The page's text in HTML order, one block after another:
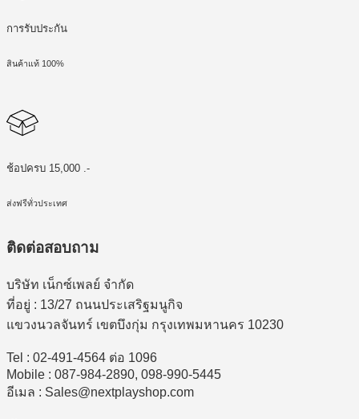
การรับประกัน
สินค้าแท้ 100%
ช้อปครบ 15,000 .-
ส่งฟรีทั่วประเทศ
ติดต่อสอบถาม
บริษัท เน็กซ์เพลย์ จำกัด
ที่อยู่ : 13/27 ถนนประเสริฐมนูกิจ
แขวงนวลจันทร์ เขตบึงกุ่ม กรุงเทพมหานคร 10230
Tel : 02-491-4564 ต่อ 1096
Mobile : 087-984-2890, 098-990-5445
อีเมล : Sales@nextplayshop.com